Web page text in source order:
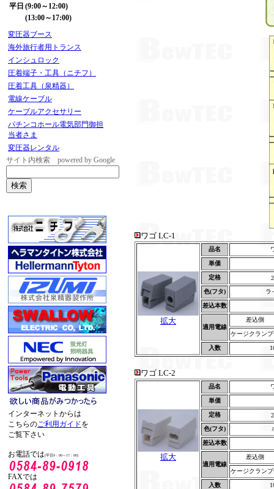
ワゴ LC-1
拡大
品名
単価
定格
色(フタ)
ラ
差込本数
適用電線
差込側
ケージクラン
入数
ワゴ LC-2
拡大
品名
単価
定格
色(フタ)
差込本数
適用電線
差込側
ケージクラン
入数
平日 (9:00～12:00)
(13:00～17:00)
変圧器ブース
海外旅行者用トランス
インシュロック
圧着端子・工具（ニチフ）
圧着工具（泉精器）
電線ケーブル
ケーブルアクセサリー
パチンコホール電気部門御担
当者さま
変圧器レンタル
サイト内検索 powered by Google
インターネットからは
こちらのご利用ガイドを
ご覧下さい
お電話では(平日9：00～17：00)
FAXでは